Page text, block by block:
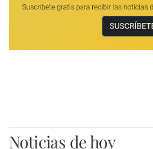
Noticias de hoy